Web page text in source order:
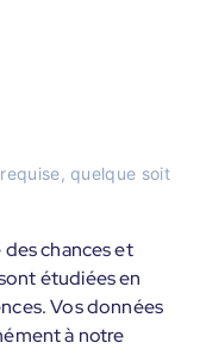
quelque soit
chances et
étudiées en
Vos données
à notre